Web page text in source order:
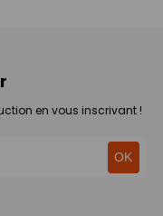
en vous inscrivant !